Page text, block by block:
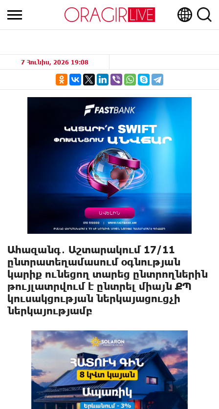
7 Հունիս, 2026 19:08
Ահազանգ․ Աշտարակում 17/11
ընտրատեղամասում օգնության
կարիք ունեցող տարեց ընտրողներին
թույլատրվում է ընտրել միայն ՔՊ
կուսակցության ներկայացուցչի
ներկայությամբ